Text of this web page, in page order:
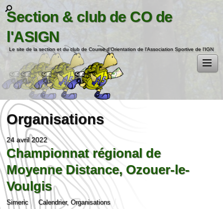
Section & club de CO de
l'ASIGN
Le site de la section et du club de Course d'Orientation de l'Association Sportive de l'IGN
Organisations
24 avril 2022
Championnat régional de
Moyenne Distance, Ozouer-le-
Voulgis
Simeric Calendrier,Organisations